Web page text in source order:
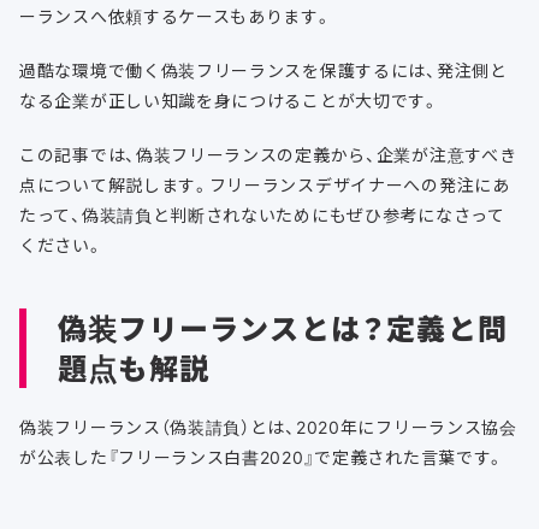
ーランスへ依頼するケースもあります。
過酷な環境で働く偽装フリーランスを保護するには、発注側と
なる企業が正しい知識を身につけることが大切です。
この記事では、偽装フリーランスの定義から、企業が注意すべき
点について解説します。フリーランスデザイナーへの発注にあ
たって、偽装請負と判断されないためにもぜひ参考になさって
ください。
偽装フリーランスとは？定義と問
題点も解説
偽装フリーランス（偽装請負）とは、2020年にフリーランス協会
が公表した『フリーランス白書2020』で定義された言葉です。